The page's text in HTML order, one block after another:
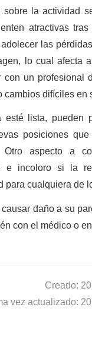
la actividad
atractivas tras
las
lo cual afecta
con un profesional
cambios difíciles en
esté lista, pueden
posiciones
Otro aspecto a
e incoloro si la
para cualquiera de
daño a su
con el médico o
Creado:
vez actualizado: